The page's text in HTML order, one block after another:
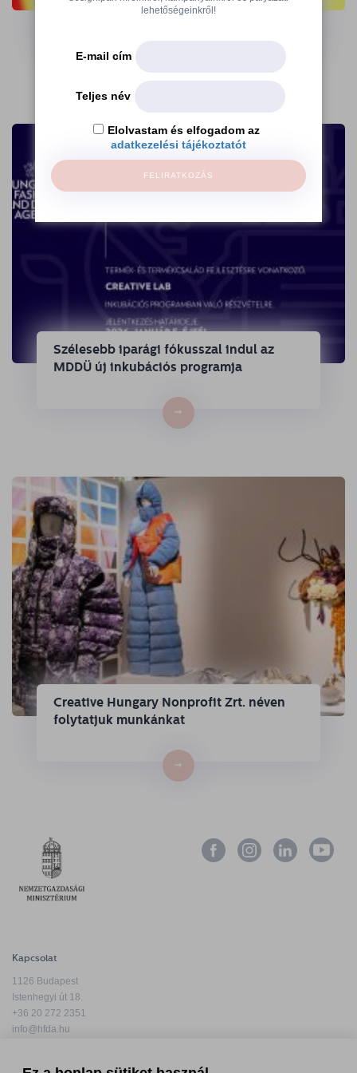
az Ajándék Terminálon
Szélesebb iparági fókusszal indul az
MDDÜ új inkubációs programja
→
Creative Hungary Nonprofit Zrt. néven
folytatjuk munkánkat
→
Kapcsolat
1126 Budapest
Istenhegyi út 18.
+36 20 272 2351
info@hfda.hu
lehetőségeinkről!
E-mail cím
Teljes név
Elolvastam és elfogadom az
adatkezelési tájékoztatót
FELIRATKOZÁS